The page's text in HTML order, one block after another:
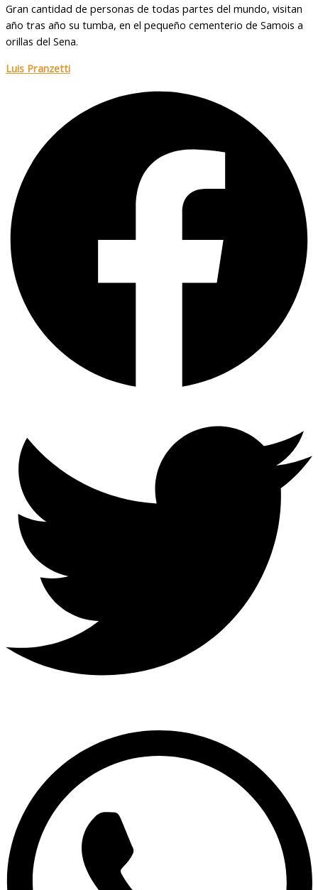
Gran cantidad de personas de todas partes del mundo, visitan
año tras año su tumba, en el pequeño cementerio de Samois a
orillas del Sena.
Luis Pranzetti